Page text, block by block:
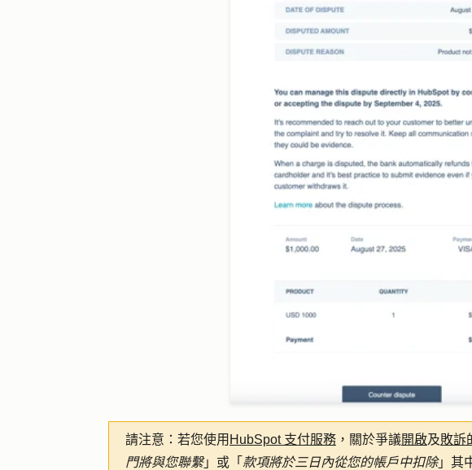
請注意： 若您使用 HubSpot 支付服務 ，關於爭議開啟及敗訴
門將與您聯繫」或「 款項將於三日內從您的帳戶中扣除」其